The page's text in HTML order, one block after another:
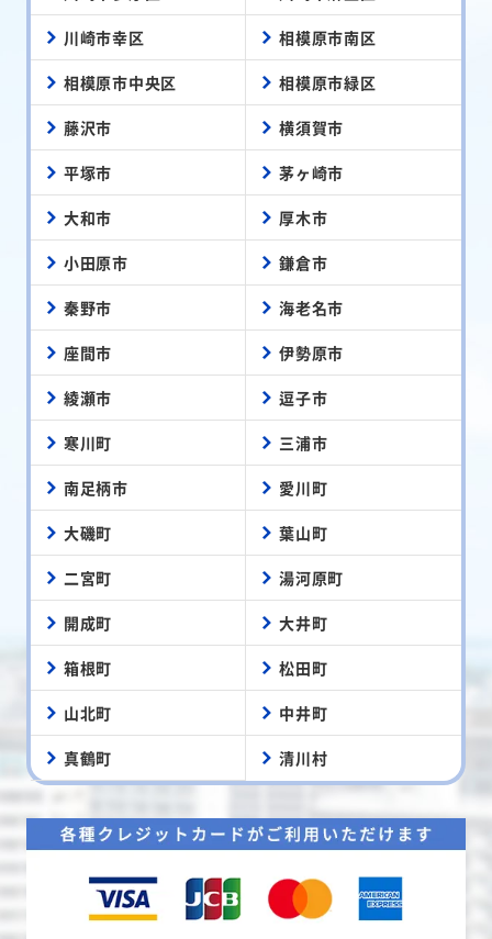
川崎市幸区 相模原市南区
相模原市中央区 相模原市緑区
藤沢市 横須賀市
平塚市 茅ヶ崎市
大和市 厚木市
小田原市 鎌倉市
秦野市 海老名市
座間市 伊勢原市
綾瀬市 逗子市
寒川町 三浦市
南足柄市 愛川町
大磯町 葉山町
二宮町 湯河原町
開成町 大井町
箱根町 松田町
山北町 中井町
真鶴町 清川村